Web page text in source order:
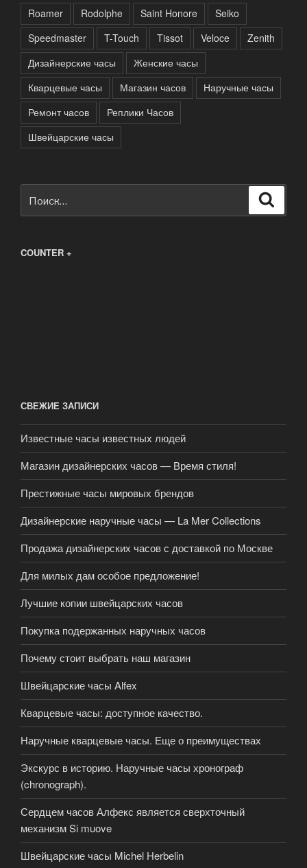
Roamer
Rodolphe Saint Honore
Seiko
Speedmaster
T-Touch Tissot Veloce
Zenith
Дизайнерские часы
Женские часы
Кварцевые часы
Магазин часов
Наручные часы
Ремонт часов
Реплики Часов
Швейцарские часы
COUNTER +
СВЕЖИЕ ЗАПИСИ
Известные часы известных людей
Магазин дизайнерских часов — Время стиля!
Престижные часы мировых брендов
Дизайнерские наручные часы — La Mer Collections
Продажа дизайнерских часов с доставкой по Москве
Для милых дам особое предложение!
Лучшие копии швейцарских часов
Покупка подержанных наручных часов
Почему стоит выбрать наш магазин
Швейцарские часы Alfex
Кварцевые часы: доступное качество.
Наручные кварцевые часы. Еще о преимуществах
Экскурс в историю. Наручные часы хронограф
(chronograph).
Сердцем часов Алфекс является сверхточный
механизм Si muove
Швейцарские часы Michel Herbelin